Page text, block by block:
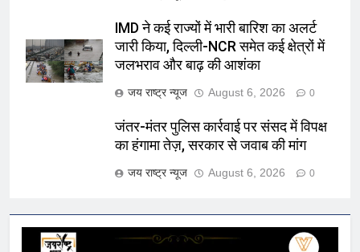
IMD ने कई राज्यों में भारी बारिश का अलर्ट
जारी किया, दिल्ली-NCR समेत कई क्षेत्रों में
जलभराव और बाढ़ की आशंका
जय राष्ट्र न्यूज August 6, 2026 0
जंतर-मंतर पुलिस कार्रवाई पर संसद में विपक्ष
का हंगामा तेज़, सरकार से जवाब की मांग
जय राष्ट्र न्यूज August 6, 2026 0